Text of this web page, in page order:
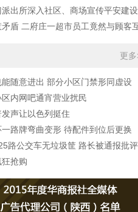
派出所深入社区、商场宣传平安建设
盾 二府庄一超市员工竟然与顾客
更
随意进出 部分小区门禁形同虚设
内网吧通宵营业扰民
声让以色列挺住
路牌弯曲变形 待配件到位后更换
路公交车无垃圾筐 路长被通报批
狂抢购